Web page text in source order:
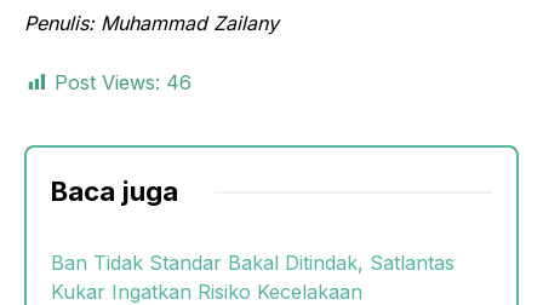
Penulis: Muhammad Zailany
Post Views: 46
Baca juga
Ban Tidak Standar Bakal Ditindak, Satlantas
Kukar Ingatkan Risiko Kecelakaan